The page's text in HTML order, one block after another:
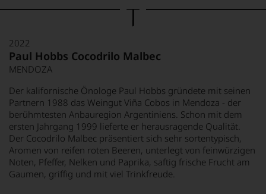
2022
Paul Hobbs Cocodrilo Malbec
MENDOZA
Der kalifornische Önologe Paul Hobbs gründete mit seinen
Partnern 1988 das Weingut Viña Cobos in Mendoza - der
berühmtesten Anbauregion Argentiniens. Schon mit dem
ersten Jahrgang 1999 lieferte er herausragende Qualität.
Der Cocodrilo Malbec präsentiert sich sehr sortentypisch,
Aromen von reifen roten Beeren, unterlegt von feinwürzigen
Noten, Pfeffer, Nelken und Paprika, saftig frische Frucht am
Gaumen, griffig und mit viel Trinkfreude.